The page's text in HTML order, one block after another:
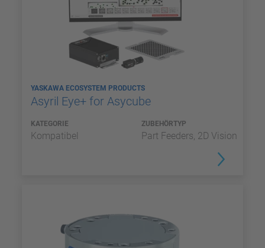
YASKAWA ECOSYSTEM PRODUCTS
Asyril Eye+ for Asycube
KATEGORIE
Kompatibel
ZUBEHÖRTYP
Part Feeders, 2D Vision